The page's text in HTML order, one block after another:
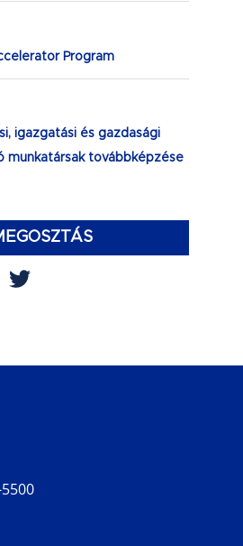
Program
igazgatási és gazdasági
munkatársak továbbképzése
LinkedIn